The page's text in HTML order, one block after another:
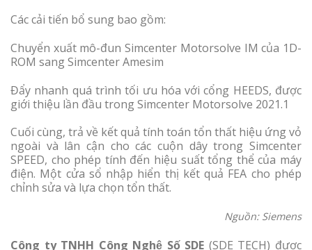
Các cải tiến bổ sung bao gồm:
Chuyển xuất mô-đun Simcenter Motorsolve IM của 1D-
ROM sang Simcenter Amesim
Đẩy nhanh quá trình tối ưu hóa với cổng HEEDS, được
giới thiệu lần đầu trong Simcenter Motorsolve 2021.1
Cuối cùng, trả về kết quả tính toán tổn thất hiệu ứng vỏ
ngoài và lân cận cho các cuộn dây trong Simcenter
SPEED, cho phép tính đến hiệu suất tổng thể của máy
điện. Một cửa sổ nhập hiển thị kết quả FEA cho phép
chỉnh sửa và lựa chọn tổn thất.
Nguồn: Siemens
Công ty TNHH Công Nghệ Số SDE (SDE TECH) được